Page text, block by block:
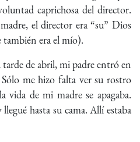
caprichosa del director.
el director era “su” Dios
también era el mío).
de abril, mi padre entró en
me hizo falta ver su rostro
vida de mi madre se apagaba.
hasta su cama. Allí estaba